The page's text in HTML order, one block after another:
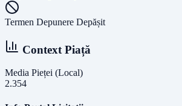
Termen Depunere Depășit
Context Piață
Media Pieței (Local)
2.354